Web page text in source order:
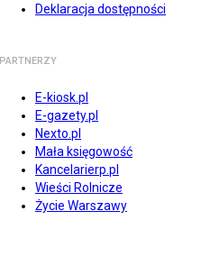
Deklaracja dostępności
PARTNERZY
E-kiosk.pl
E-gazety.pl
Nexto.pl
Mała księgowość
Kancelarierp.pl
Wieści Rolnicze
Życie Warszawy